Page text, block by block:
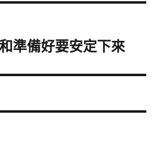
準備好要安定下來